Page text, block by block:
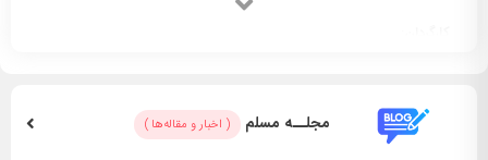
نویسنده:
– مسعود اسماعیلی
مجلــه مسلم ( اخبار و مقاله‌ها )